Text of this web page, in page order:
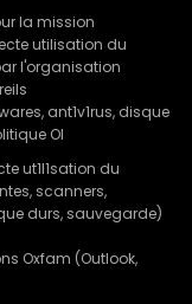
la mission
utilisation du
l'organisation
ant1v1rus, disque
OI
ut1l1sation du
scanners,
durs, sauvegarde)
Oxfam (Outlook,